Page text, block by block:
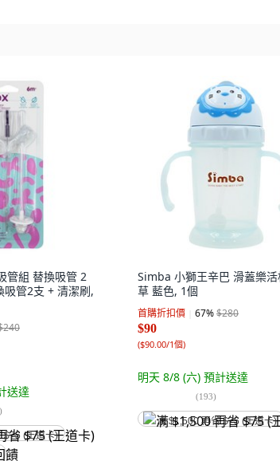
管組 替換吸管 2
吸管2支 + 清潔刷,
送達
)
$75 (王道卡)
Simba 小獅王辛巴 滑蓋樂
草 藍色, 1個
首購折扣價 67%$280
$90
($90.00/1個)
明天 8/8 (六) 預計送達
(193)
满 $1,500 再省 $75 (王道卡)